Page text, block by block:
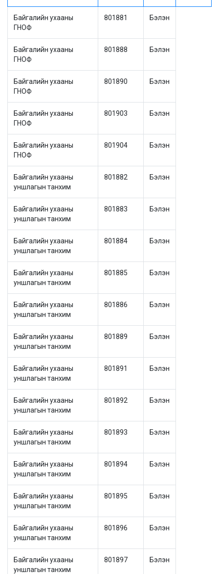
Байгалийн ухааны
ГНОФ
801881 Бэлэн
Байгалийн ухааны
ГНОФ
801888 Бэлэн
Байгалийн ухааны
ГНОФ
801890 Бэлэн
Байгалийн ухааны
ГНОФ
801903 Бэлэн
Байгалийн ухааны
ГНОФ
801904 Бэлэн
Байгалийн ухааны
уншлагын танхим
801882 Бэлэн
Байгалийн ухааны
уншлагын танхим
801883 Бэлэн
Байгалийн ухааны
уншлагын танхим
801884 Бэлэн
Байгалийн ухааны
уншлагын танхим
801885 Бэлэн
Байгалийн ухааны
уншлагын танхим
801886 Бэлэн
Байгалийн ухааны
уншлагын танхим
801889 Бэлэн
Байгалийн ухааны
уншлагын танхим
801891 Бэлэн
Байгалийн ухааны
уншлагын танхим
801892 Бэлэн
Байгалийн ухааны
уншлагын танхим
801893 Бэлэн
Байгалийн ухааны
уншлагын танхим
801894 Бэлэн
Байгалийн ухааны
уншлагын танхим
801895 Бэлэн
Байгалийн ухааны
уншлагын танхим
801896 Бэлэн
Байгалийн ухааны
уншлагын танхим
801897 Бэлэн